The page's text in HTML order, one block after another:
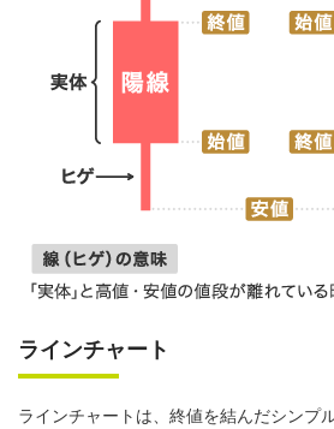
ラインチャート
ラインチャートは、終値を結んだシンプ